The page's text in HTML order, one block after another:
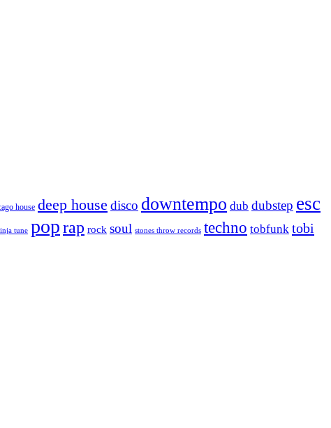
house deep house disco downtempo dub dubstep esc
tune poprap rock soul stones throw records techno tobfunk tobi